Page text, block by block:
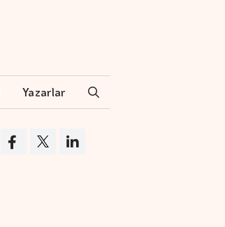
Yazarlar
Akyurt'tan saha değişikliği